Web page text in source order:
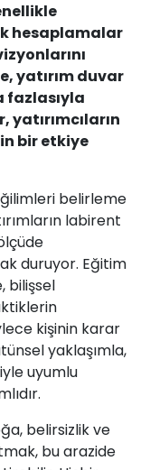
hesaplamalar
yatırım duvar
fazlasıyla
bir etkiye
belirleme
labirent
duruyor. Eğitim
bilişsel
kişinin karar
yaklaşımla,
uyumlu
belirsizlik ve
bu arazide